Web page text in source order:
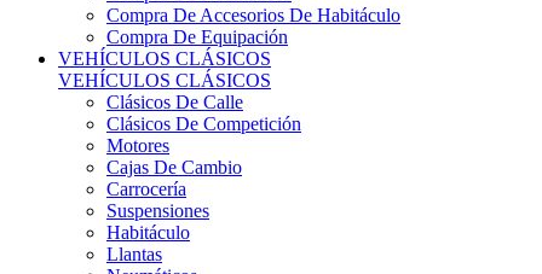
Compra De Equipación
VEHÍCULOS CLÁSICOS
VEHÍCULOS CLÁSICOS
Clásicos De Calle
Clásicos De Competición
Motores
Cajas De Cambio
Carrocería
Suspensiones
Habitáculo
Llantas
Neumáticos
ANUNCIOS DE COMPRA